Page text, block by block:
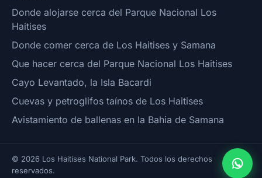
Donde alojarse cerca del Parque Nacional Los
Haitises
Donde comer cerca de Los Haitises y Samana
Que hacer cerca del Parque Nacional Los Haitises
Cayo Levantado, la Isla Bacardi
Cuevas y petroglifos taínos de Los Haitises
Avistamiento de ballenas en la Bahia de Samana
© 2026 Los Haitises National Park. Todos los derechos
reservados.